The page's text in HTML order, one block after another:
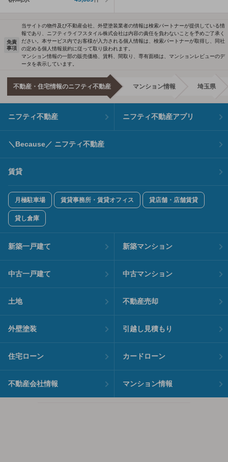
免責
事項
当サイトの物件及び不動産会社、外壁塗装業者の情報は検索パートナーが提供している情
報であり、ニフティライフスタイル株式会社は内容の責任を負わないことを予めご了承く
ださい。本サービス内でお客様が入力される個人情報は、検索パートナーが取得し、同社
の定める個人情報規約に従って取り扱われます。
マンション情報の一部の販売価格、賃料、間取り、専有面積は、マンションレビューのデ
ータを表示しています。
不動産・住宅情報のニフティ不動産 マンション情報 埼玉県
ニフティ不動産 ニフティ不動産アプリ
＼Because／ ニフティ不動産
賃貸
月極駐車場 賃貸事務所・賃貸オフィス 貸店舗・店舗賃貸
貸し倉庫
新築一戸建て 新築マンション
中古一戸建て 中古マンション
土地 不動産売却
外壁塗装 引越し見積もり
住宅ローン カードローン
不動産会社情報 マンション情報